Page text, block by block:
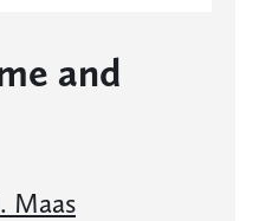
and
Maas